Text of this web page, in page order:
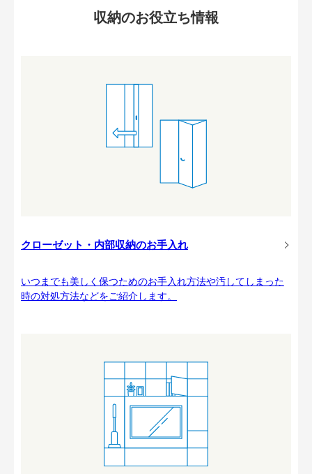
収納のお役立ち情報
クローゼット・内部収納のお手入れ
いつまでも美しく保つためのお手入れ方法や汚してしまった
時の対処方法などをご紹介します。